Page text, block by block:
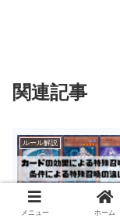
関連記事
ルール解説
こんにちはフミヤで
メニュー ホーム